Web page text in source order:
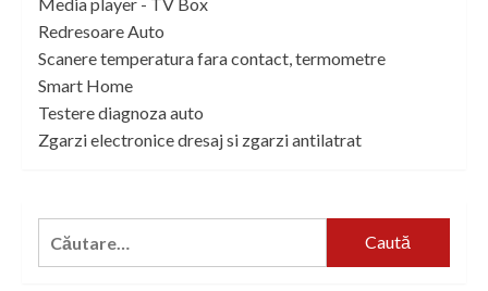
Redresoare Auto
Scanere temperatura fara contact, termometre
Smart Home
Testere diagnoza auto
Zgarzi electronice dresaj si zgarzi antilatrat